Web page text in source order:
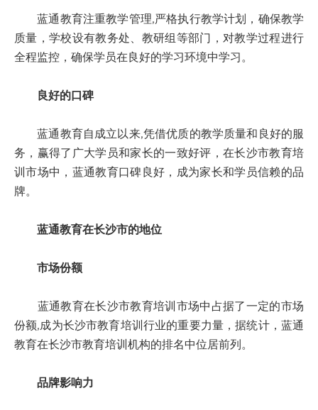
蓝通教育注重教学管理,严格执行教学计划，确保教学
质量，学校设有教务处、教研组等部门，对教学过程进行
全程监控，确保学员在良好的学习环境中学习。
良好的口碑
蓝通教育自成立以来,凭借优质的教学质量和良好的服
务，赢得了广大学员和家长的一致好评，在长沙市教育培
训市场中，蓝通教育口碑良好，成为家长和学员信赖的品
牌。
蓝通教育在长沙市的地位
市场份额
蓝通教育在长沙市教育培训市场中占据了一定的市场
份额,成为长沙市教育培训行业的重要力量，据统计，蓝通
教育在长沙市教育培训机构的排名中位居前列。
品牌影响力